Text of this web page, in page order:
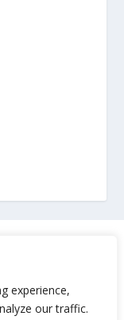
experience,
our traffic.